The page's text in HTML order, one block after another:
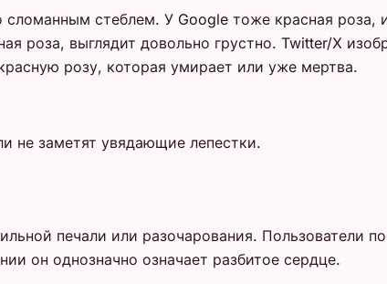
стеблем. У Google тоже красная роза,
роза, выглядит довольно грустно. Twitter/X
розу, которая умирает или уже мертва.
не заметят увядающие лепестки.
печали или разочарования. Пользователи
он однозначно означает разбитое сердце.